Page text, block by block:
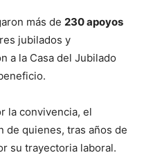
más de 230 apoyos
jubilados y
a la Casa del Jubilado
la convivencia, el
de quienes, tras años de
su trayectoria laboral.